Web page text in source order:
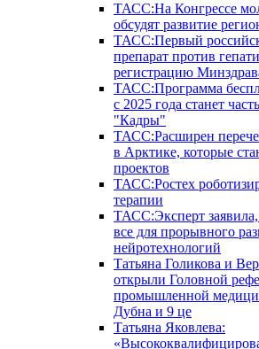
ТАСС:На Конгрессе
обсудят развитие
ТАСС:Первый
препарат против
регистрацию
ТАСС:Программа
с 2025 года станет
"Кадры"
ТАСС:Расширен
в Арктике, которые
проектов
ТАСС:Ростех
терапии
ТАСС:Эксперт заявила,
все для прорывного
нейротехнологий
Татьяна Голикова и
открыли Головной
промышленной
Дубна и 9 це
Татьяна Яковлева: